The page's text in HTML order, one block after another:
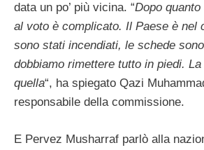
data un po’ più vicina. “Dopo
al voto è complicato. Il Paese è nel
sono stati incendiati, le schede
dobbiamo rimettere tutto in piedi.
quella“, ha spiegato Qazi
responsabile della commissione.
E Pervez Musharraf parlò alla